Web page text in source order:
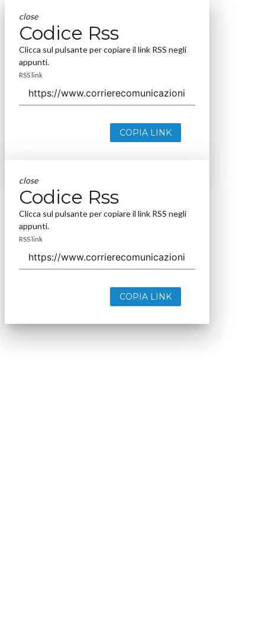
close
Codice Rss
Clicca sul pulsante per copiare il link RSS negli
appunti.
RSS link
COPIA LINK
close
Codice Rss
Clicca sul pulsante per copiare il link RSS negli
appunti.
RSS link
COPIA LINK